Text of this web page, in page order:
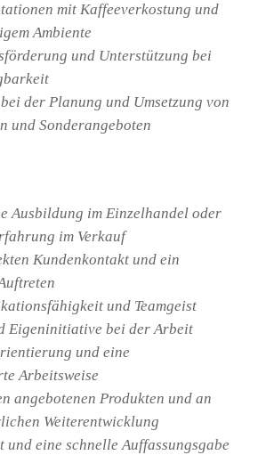
mit Kaffeeverkostung und
Ambiente
und Unterstützung bei
der Planung und Umsetzung von
und Sonderangeboten
Ausbildung im Einzelhandel oder
im Verkauf
Kundenkontakt und ein
und Teamgeist
Eigeninitiative bei der Arbeit
und eine
Arbeitsweise
angebotenen Produkten und an
Weiterentwicklung
und eine schnelle Auffassungsgabe